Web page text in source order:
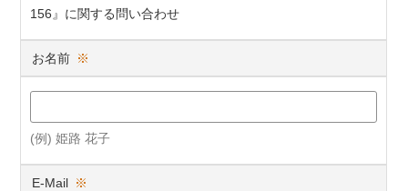
156』に関する問い合わせ
お名前 ※
(例) 姫路 花子
E-Mail ※